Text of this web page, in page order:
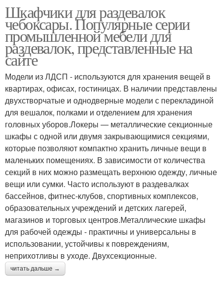
Шкафчики для раздевалок
чебоксары. Популярные серии
промышленной мебели для
раздевалок, представленные на
сайте
Модели из ЛДСП - используются для хранения вещей в
квартирах, офисах, гостиницах. В наличии представлены
двухстворчатые и однодверные модели с перекладиной
для вешалок, полками и отделением для хранения
головных уборов.Локеры — металлические секционные
шкафы с одной или двумя закрывающимися секциями,
которые позволяют компактно хранить личные вещи в
маленьких помещениях. В зависимости от количества
секций в них можно размещать верхнюю одежду, личные
вещи или сумки. Часто используют в раздевалках
бассейнов, фитнес-клубов, спортивных комплексов,
образовательных учреждений и детских лагерей,
магазинов и торговых центров.Металлические шкафы
для рабочей одежды - практичны и универсальны в
использовании, устойчивы к повреждениям,
неприхотливы в уходе. Двухсекционные.
читать дальше →